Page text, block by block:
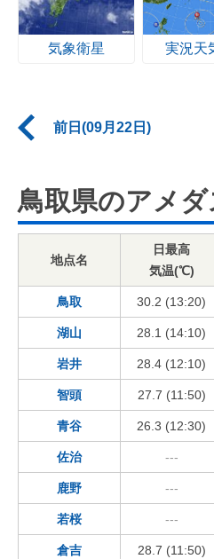
気象衛星 実況天
前日(09月22日)
鳥取県のアメ
地点名
日最高
気温(℃)
鳥取 30.2 (13:20)
湖山 28.1 (14:10)
岩井 28.4 (12:10)
智頭 27.7 (11:50)
青谷 26.3 (12:30)
佐治 ---
鹿野 ---
若桜 ---
倉吉 28.7 (11:50)